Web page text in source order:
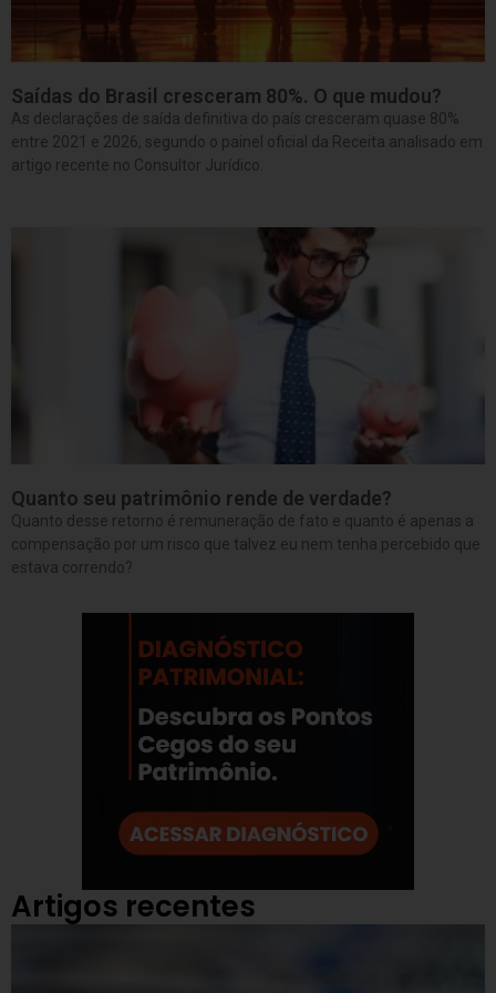
Saídas do Brasil cresceram 80%. O que mudou?
As declarações de saída definitiva do país cresceram quase 80%
entre 2021 e 2026, segundo o painel oficial da Receita analisado em
artigo recente no Consultor Jurídico.
Quanto seu patrimônio rende de verdade?
Quanto desse retorno é remuneração de fato e quanto é apenas a
compensação por um risco que talvez eu nem tenha percebido que
estava correndo?
Artigos recentes